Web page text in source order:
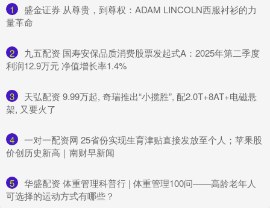
1
​盛金证券 从尊贵，到尊权：ADAM LINCOLN西服衬衫的力
量革命
2
​九五配资 国寿安保品质消费股票发起式A：2025年第二季度
利润12.9万元 净值增长率1.4%
3
​天弘配资 9.99万起, 奇瑞推出“小揽胜”, 配2.0T+8AT+电磁悬
架, 又要火了
4
​一对一配资网 25省份实现生育津贴直接发放至个人；苹果股
价创历史新高｜南财早新闻
5
​华盛配资 体重管理科普行 | 体重管理100问——高龄老年人
可选择的运动方式有哪些？